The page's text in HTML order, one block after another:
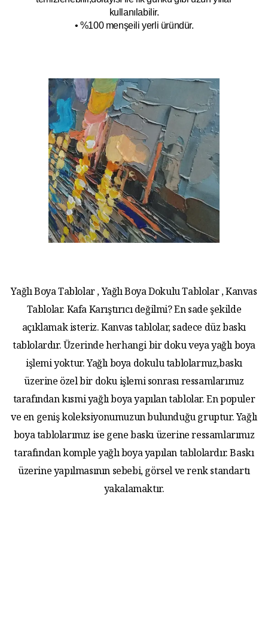
kullanılabilir.
• %100 menşeili yerli üründür.
Yağlı Boya Tablolar , Yağlı Boya Dokulu Tablolar , Kanvas
Tablolar. Kafa Karıştırıcı değilmi? En sade şekilde
açıklamak isteriz. Kanvas tablolar, sadece düz baskı
tablolardır. Üzerinde herhangi bir doku veya yağlı boya
işlemi yoktur. Yağlı boya dokulu tablolarmız,baskı
üzerine özel bir doku işlemi sonrası ressamlarımız
tarafından kısmi yağlı boya yapılan tablolar. En populer
ve en geniş koleksiyonumuzun bulunduğu gruptur. Yağlı
boya tablolarımız ise gene baskı üzerine ressamlarımız
tarafından komple yağlı boya yapılan tablolardır. Baskı
üzerine yapılmasının sebebi, görsel ve renk standartı
yakalamaktır.